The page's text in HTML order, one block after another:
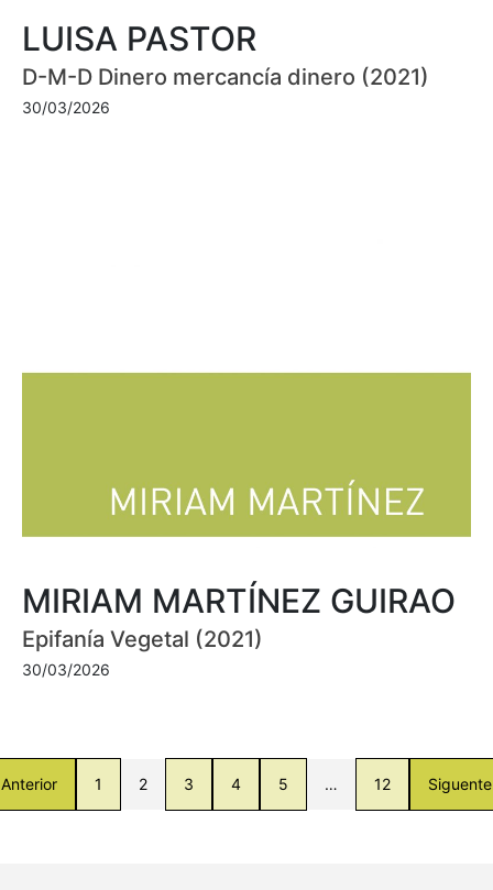
LUISA PASTOR
D-M-D Dinero mercancía dinero (2021)
30/03/2026
MIRIAM MARTÍNEZ GUIRAO
Epifanía Vegetal (2021)
30/03/2026
Anterior 1 2 3 4 5 … 12 Siguente